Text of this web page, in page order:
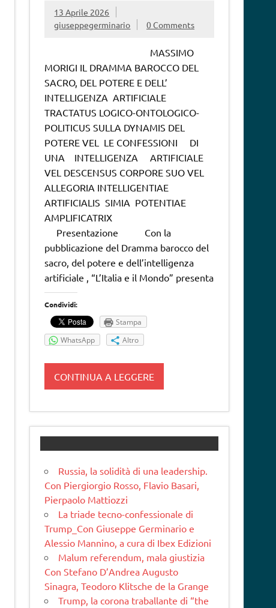
13 Aprile 2026
giuseppegerminario
0 Comments
MASSIMO
MORIGI IL DRAMMA BAROCCO DEL
SACRO, DEL POTERE E DELL’
INTELLIGENZA ARTIFICIALE
TRACTATUS LOGICO-ONTOLOGICO-
POLITICUS SULLA DYNAMIS DEL
POTERE VEL LE CONFESSIONI DI
UNA INTELLIGENZA ARTIFICIALE
VEL DESCENSUS CORPORE SUO VEL
ALLEGORIA INTELLIGENTIAE
ARTIFICIALIS SIMIA POTENTIAE
AMPLIFICATRIX
Presentazione Con la
pubblicazione del Dramma barocco del
sacro, del potere e dell’intelligenza
artificiale , “L’Italia e il Mondo” presenta
Condividi:
Stampa
WhatsApp
Altro
CONTINUA A LEGGERE
Russia, la solidità di una leadership.
Con Piergiorgio Rosso, Flavio Basari,
Pierpaolo Mattiozzi
La triade tecno-confessionale di
Trump_Con Giuseppe Germinario e
Alessio Mannino, a cura di Ibex Edizioni
Malum referendum, mala giustizia
Con Stefano D’Andrea Augusto
Sinagra, Teodoro Klitsche de la Grange
Trump, la corona traballante di “the